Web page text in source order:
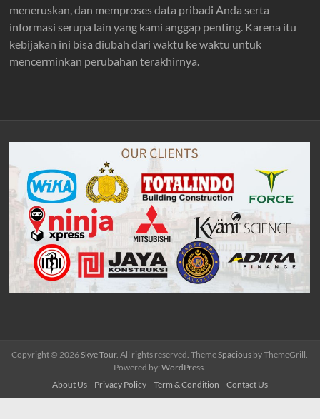
meneruskan, dan memproses data pribadi Anda serta
informasi serupa lain yang kami anggap penting. Karena itu
kebijakan ini bisa diubah dari waktu ke waktu untuk
mencerminkan perubahan terakhirnya.
Copyright © 2026Skye Tour. All rights reserved. ThemeSpacious by ThemeGrill.
Powered by:WordPress.
About Us
Privacy Policy Term & Condition Contact Us